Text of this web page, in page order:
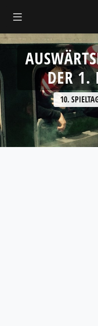
DER 1.
10.